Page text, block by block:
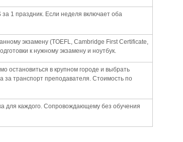
1 праздник. Если неделя включает оба
экзамену (TOEFL, Cambridge First Certificate,
к нужному экзамену и ноутбук.
остановиться в крупном городе и выбрать
транспорт преподавателя. Стоимость по
для каждого. Сопровождающему без обучения